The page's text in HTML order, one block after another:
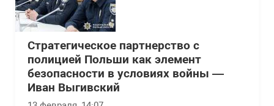
Стратегическое партнерство с
полицией Польши как элемент
безопасности в условиях войны —
Иван Выгивский